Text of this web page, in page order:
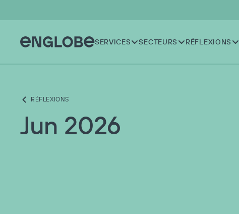
SERVICES SECTEURS RÉFLEXIONS
RÉFLEXIONS
Jun 2026